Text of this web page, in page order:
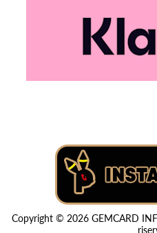
Copyright © 2026 GEMCARD